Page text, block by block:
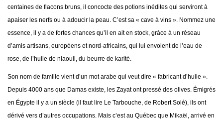
centaines de flacons bruns, il concocte des potions inédites qui serviront à
apaiser les nerfs ou à adoucir la peau. C’est sa « cave à vins ». Nommez une
essence, il y a de fortes chances qu’il en ait en stock, gràce à un réseau
d’amis artisans, européens et nord-africains, qui lui envoient de l’eau de
rose, de l’huile de niaouli, du beurre de karité.
Son nom de famille vient d’un mot arabe qui veut dire « fabricant d’huile ».
Depuis 4000 ans que Damas existe, les Zayat ont pressé des olives. Émigrés
en Égypte il y a un siècle (il faut lire Le Tarbouche, de Robert Solé), ils ont
dérivé vers d’autres occupations. Mais c’est au Québec que Mikaël, arrivé en